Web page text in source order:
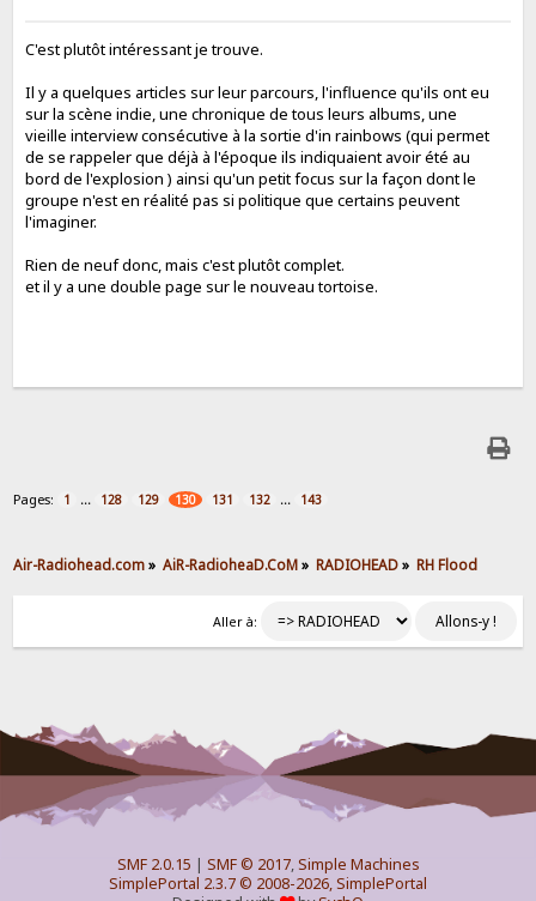
C'est plutôt intéressant je trouve.
Il y a quelques articles sur leur parcours, l'influence qu'ils ont eu
sur la scène indie, une chronique de tous leurs albums, une
vieille interview consécutive à la sortie d'in rainbows (qui permet
de se rappeler que déjà à l'époque ils indiquaient avoir été au
bord de l'explosion ) ainsi qu'un petit focus sur la façon dont le
groupe n'est en réalité pas si politique que certains peuvent
l'imaginer.
Rien de neuf donc, mais c'est plutôt complet.
et il y a une double page sur le nouveau tortoise.
Pages: 1 ... 128 129 130 131 132 ... 143
Air-Radiohead.com» AiR-RadioheaD.CoM» RADIOHEAD» RH Flood
Aller à:
SMF 2.0.15 | SMF © 2017,Simple Machines
SimplePortal 2.3.7 © 2008-2026, SimplePortal